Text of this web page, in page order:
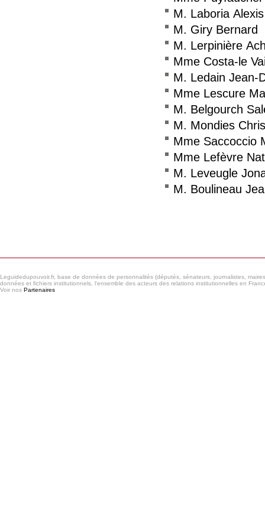
M. Laboria Alexis
M. Giry Bernard
M. Lerpinière
Mme Costa-le
M. Ledain Jean-
Mme Lescure
M. Belgourch
M. Mondies
Mme Saccoccio
Mme Lefèvre
M. Leveugle
M. Boulineau
Leguidedupouvoir.fr, base de données de personnalités (députés, sénateurs, journalistes,
données et fichiers institutionnels, l'ensemble des acteurs des relations institutionnelles en
Voir nos Partenaires